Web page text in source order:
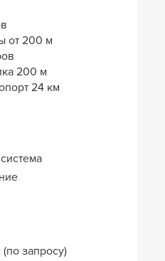
от 200 м
200 м
24 км
запросу)